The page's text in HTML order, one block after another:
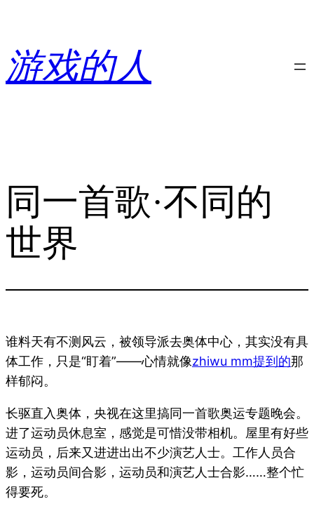
内
容
游戏的人
同一首歌·不同的
世界
谁料天有不测风云，被领导派去奥体中心，其实没有具
体工作，只是“盯着”——心情就像zhiwu mm提到的那
样郁闷。
长驱直入奥体，央视在这里搞同一首歌奥运专题晚会。
进了运动员休息室，感觉是可惜没带相机。屋里有好些
运动员，后来又进进出出不少演艺人士。工作人员合
影，运动员间合影，运动员和演艺人士合影……整个忙
得要死。